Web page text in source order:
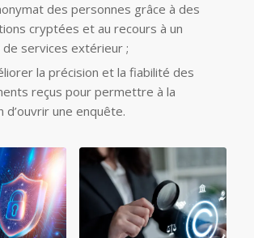
des personnes grâce à des
cryptées et au recours à un
services extérieur ;
la précision et la fiabilité des
reçus pour permettre à la
d’ouvrir une enquête.